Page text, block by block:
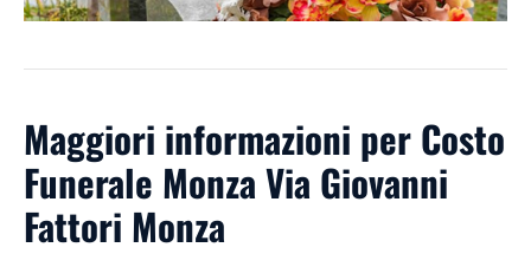
Maggiori informazioni per Costo
Funerale Monza Via Giovanni
Fattori Monza